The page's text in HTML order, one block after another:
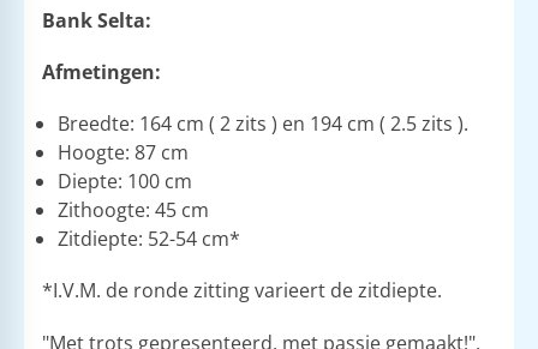
Bank Selta:
Afmetingen:
Breedte: 164 cm ( 2 zits ) en 194 cm ( 2.5 zits ).
Hoogte: 87 cm
Diepte: 100 cm
Zithoogte: 45 cm
Zitdiepte: 52-54 cm*
*I.V.M. de ronde zitting varieert de zitdiepte.
"Met trots gepresenteerd, met passie gemaakt!",